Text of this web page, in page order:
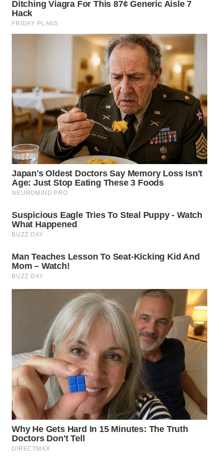
MALUT
TOBA
WN
NIAS
WN
LANGKAT
WN
TAPANULI
WN
LESUNG
WN
KARO
SIMALUNGUN
WN
LABUHANBATU
WN
TAPANULI
TENGAH
WN DELI
SERDANG